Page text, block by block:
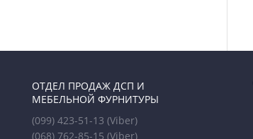
ОТДЕЛ ПРОДАЖ ДСП И
МЕБЕЛЬНОЙ ФУРНИТУРЫ
(099) 423-51-13(Viber)
(068) 762-85-15(Viber)